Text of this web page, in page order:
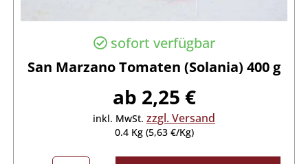
sofort verfügbar
San Marzano Tomaten (Solania) 400 g
ab 2,25 €
inkl. MwSt. zzgl. Versand
0.4 Kg (5,63 €/Kg)